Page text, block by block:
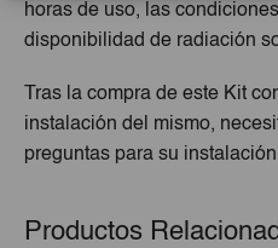
horas de uso, las
disponibilidad de radiación
Tras la compra de este Kit
instalación del mismo,
preguntas para su
Productos